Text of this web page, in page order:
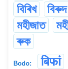
বিৰিখ
বিৰুদ
মহীজাত
ৰুক
Bodo: बिफां